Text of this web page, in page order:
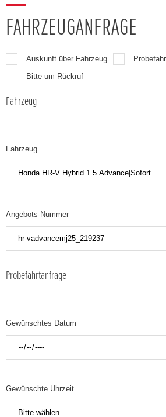
FAHRZEUGANFRAGE
Auskunft über Fahrzeug
Bitte um Rückruf
Fahrzeug
Fahrzeug
Angebots-Nummer
Probefahrtanfrage
Gewünschtes Datum
Gewünschte Uhrzeit
Bitte wählen